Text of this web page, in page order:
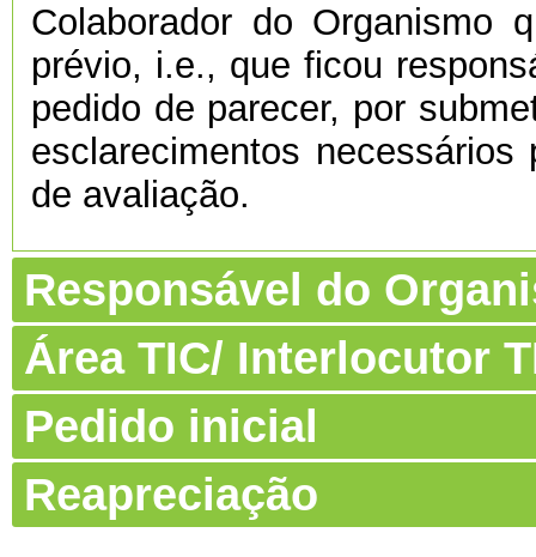
Colaborador do Organismo
prévio, i.e., que ficou
pedido de parecer, por
esclarecimentos
de avaliação.
Responsável do
Área TIC/ Interlocutor
Pedido inicial
Reapreciação